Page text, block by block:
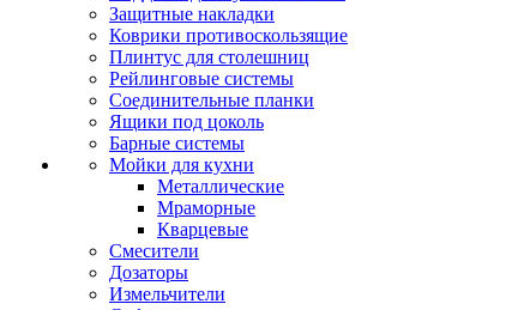
Защитные накладки
Коврики противоскользящие
Плинтус для столешниц
Рейлинговые системы
Соединительные планки
Ящики под цоколь
Барные системы
Мойки для кухни
Металлические
Мраморные
Кварцевые
Смесители
Дозаторы
Измельчители